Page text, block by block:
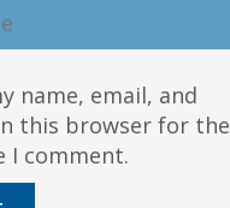
name, email, and
this browser for the
I comment.